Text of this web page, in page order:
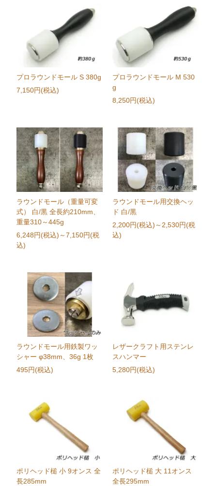
プロラウンドモール S 380g
7,150円(税込)
プロラウンドモール M 530
g
8,250円(税込)
ラウンドモール（重量可変
式） 白/黒 全長約210mm、
重量310～445g
6,248円(税込) ～7,150円(税
込)
ラウンドモール用交換ヘッ
ド 白/黒
2,200円(税込) ～2,530円(税
込)
ラウンドモール用鉄製ワッ
シャー φ38mm、36g 1枚
495円(税込)
レザークラフト用ステンレ
スハンマー
5,280円(税込)
ポリヘッド槌 小 9オンス 全
長285mm
ポリヘッド槌 大 11オンス
全長295mm